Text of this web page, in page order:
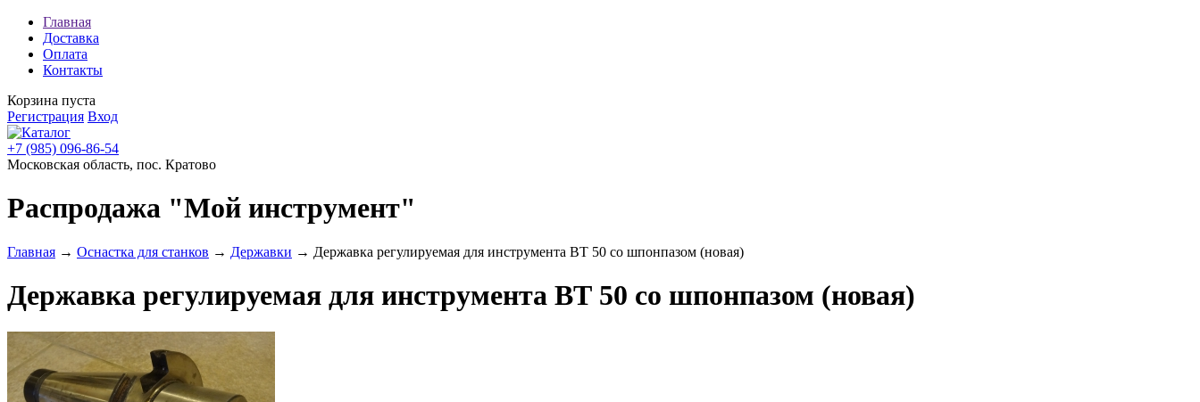
Главная
Доставка
Оплата
Контакты
Корзина пуста
Регистрация Вход
+7 (985) 096-86-54
Московская область, пос. Кратово
Распродажа "Мой инструмент"
Главная → Оснастка для станков → Державки → Державка регулируемая для инструмента ВТ 50 со шпонпазом (новая)
Державка регулируемая для инструмента ВТ 50 со шпонпазом (новая)